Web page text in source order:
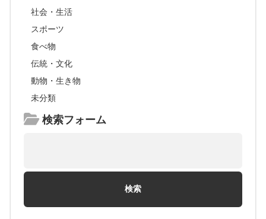
社会・生活
スポーツ
食べ物
伝統・文化
動物・生き物
未分類
検索フォーム